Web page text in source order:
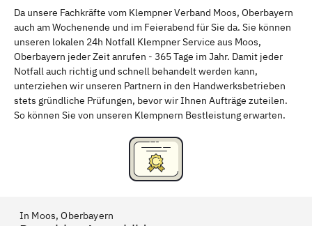
Schweinfurt Passau
Freising Rudelsdorf, Mittelfranken
Da unsere Fachkräfte vom Klempner Verband Moos, Oberbayern
auch am Wochenende und im Feierabend für Sie da. Sie können
unseren lokalen 24h Notfall Klempner Service aus Moos,
Oberbayern jeder Zeit anrufen - 365 Tage im Jahr. Damit jeder
Notfall auch richtig und schnell behandelt werden kann,
unterziehen wir unseren Partnern in den Handwerksbetrieben
stets gründliche Prüfungen, bevor wir Ihnen Aufträge zuteilen.
So können Sie von unseren Klempnern Bestleistung erwarten.
In Moos, Oberbayern